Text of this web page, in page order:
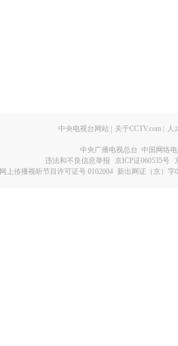
中央电视台网站 关于CCTV.com 人
中央广播电视总台 中国网络
违法和不良信息举报
京ICP证060535号
网上传播视听节目许可证号 0102004 新出网证（京）